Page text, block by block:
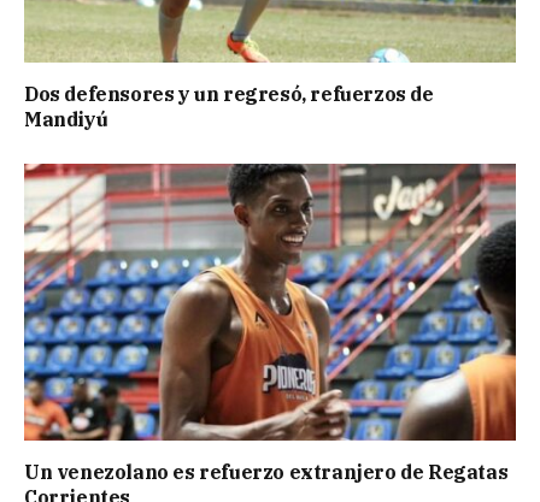
Dos defensores y un regresó, refuerzos de
Mandiyú
Un venezolano es refuerzo extranjero de Regatas
Corrientes